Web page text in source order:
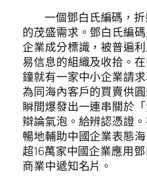
一個鄧白氏編碼，
的茂盛需求。鄧白氏編
企業成分標識，被普遍
易信息的組織及收拾。
鐘就有一家中小企業請
為同海內客戶的買賣供
瞬間爆發出一連串關於
辯論氣泡。給辨認憑證
暢地輔助中國企業表態
超16萬家中國企業應用
商業中遞知名片。